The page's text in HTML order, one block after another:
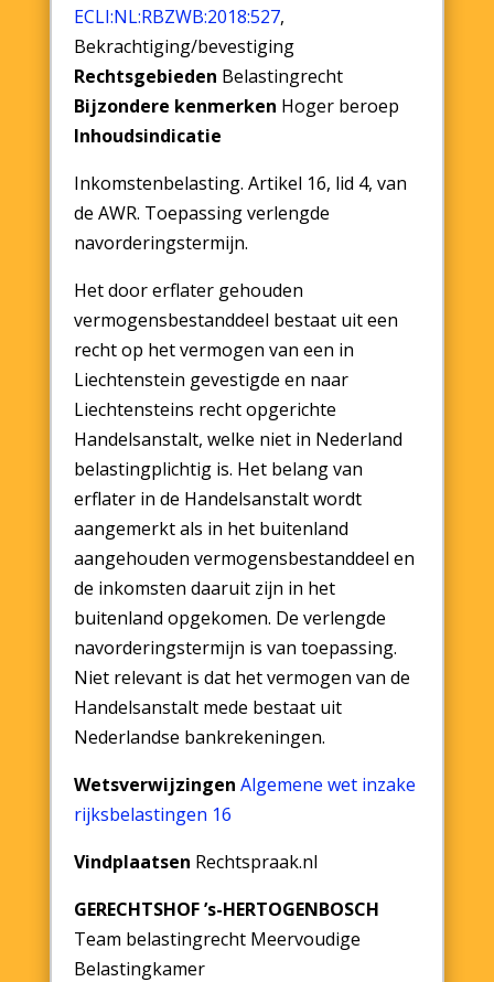
ECLI:NL:RBZWB:2018:527,
Bekrachtiging/bevestiging
Rechtsgebieden Belastingrecht
Bijzondere kenmerken Hoger beroep
Inhoudsindicatie
Inkomstenbelasting. Artikel 16, lid 4, van
de AWR. Toepassing verlengde
navorderingstermijn.
Het door erflater gehouden
vermogensbestanddeel bestaat uit een
recht op het vermogen van een in
Liechtenstein gevestigde en naar
Liechtensteins recht opgerichte
Handelsanstalt, welke niet in Nederland
belastingplichtig is. Het belang van
erflater in de Handelsanstalt wordt
aangemerkt als in het buitenland
aangehouden vermogensbestanddeel en
de inkomsten daaruit zijn in het
buitenland opgekomen. De verlengde
navorderingstermijn is van toepassing.
Niet relevant is dat het vermogen van de
Handelsanstalt mede bestaat uit
Nederlandse bankrekeningen.
Wetsverwijzingen Algemene wet inzake
rijksbelastingen 16
Vindplaatsen Rechtspraak.nl
GERECHTSHOF ’s-HERTOGENBOSCH
Team belastingrecht Meervoudige
Belastingkamer